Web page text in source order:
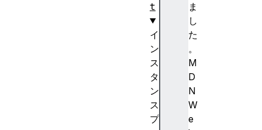
ま
し
た
。
M
D
N
W
e
t
イ
ン
ス
タ
ン
ス
プ